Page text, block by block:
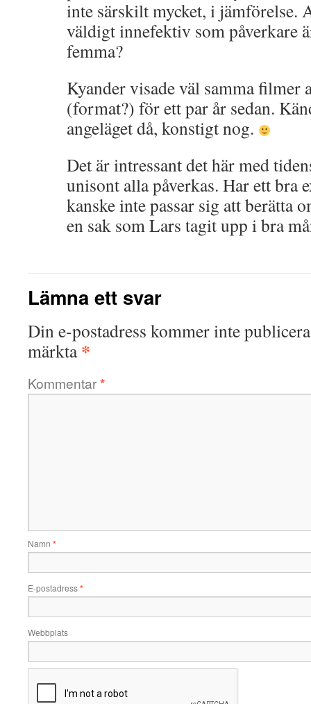
inte särskilt mycket, i jämförelse.
väldigt innefektiv som påverkare
femma?
Kyander visade väl samma filmer
(format?) för ett par år sedan.
angeläget då, konstigt nog.
Det är intressant det här med
unisont alla påverkas. Har ett bra
kanske inte passar sig att berätta
en sak som Lars tagit upp i bra
Lämna ett svar
Din e-postadress kommer inte
märkta*
Kommentar*
Namn *
E-postadress*
Webbplats